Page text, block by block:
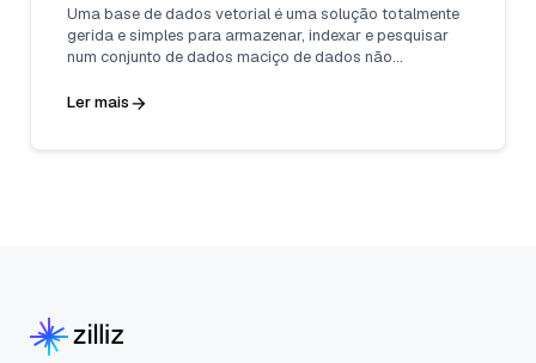
Uma base de dados vetorial é uma solução totalmente
gerida e simples para armazenar, indexar e pesquisar
num conjunto de dados maciço de dados não
dos modelos de aprendizagem automática.
Ler mais